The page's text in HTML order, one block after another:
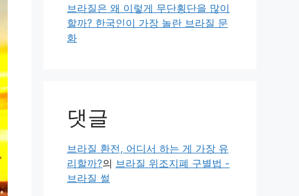
브라질은 왜 이렇게 무단횡단을 많이
할까? 한국인이 가장 놀란 브라질 문
화
댓글
브라질 환전, 어디서 하는 게 가장 유
리할까?의 브라질 위조지폐 구별법 -
브라질 썰